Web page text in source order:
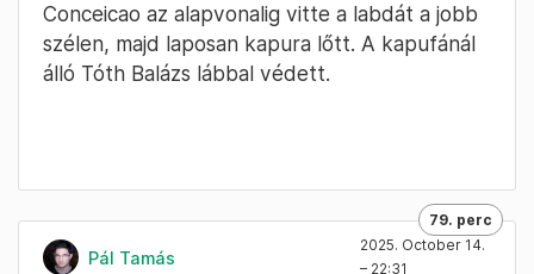
Conceicao az alapvonalig vitte a labdát a jobb
szélen, majd laposan kapura lőtt. A kapufánál
álló Tóth Balázs lábbal védett.
79. perc
Pál Tamás
2025. October 14.
– 22:31